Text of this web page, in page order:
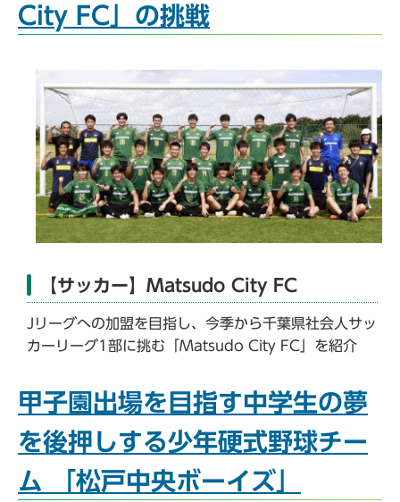
City FC」の挑戦
【サッカー】Matsudo City FC
Jリーグへの加盟を目指し、今季から千葉県社会人サッ
カーリーグ1部に挑む「Matsudo City FC」を紹介
甲子園出場を目指す中学生の夢
を後押しする少年硬式野球チー
ム 「松戸中央ボーイズ」